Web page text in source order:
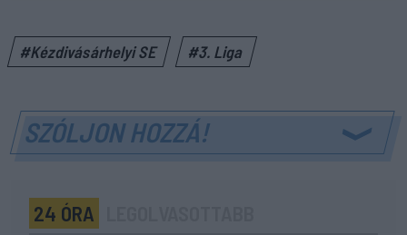
#Kézdivásárhelyi SE #3. Liga
SZÓLJON HOZZÁ!
24 ÓRA